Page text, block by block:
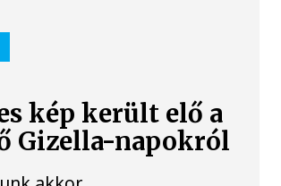
kép került elő a
Gizella-napokról